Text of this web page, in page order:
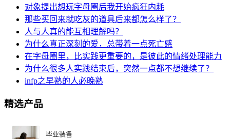
对象提出想玩字母圈后我开始疯狂内耗
那些买回来就吃灰的道具后来都怎么样了？
人与人真的能互相理解吗？
为什么真正深刻的爱，总带着一点死亡感
在字母圈里，比实践更重要的，是彼此的情绪处理能力
为什么很多人实践结束后，突然一点都不想继续了？
infp之早熟的人必晚熟
精选产品
毕业装备